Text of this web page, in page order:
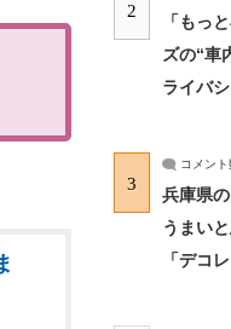
2
「もっ
ズの“車
ライバ
3
コメント
兵庫県
うまい
「デコ